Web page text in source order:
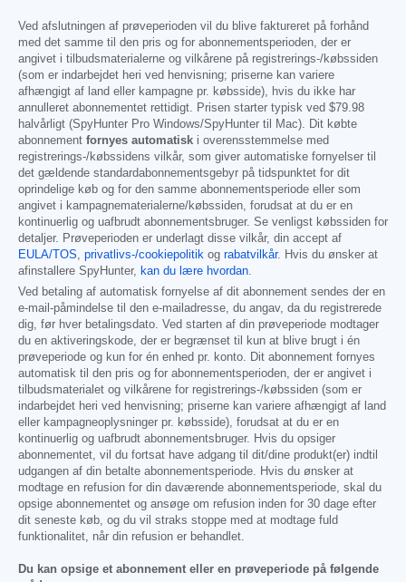
Ved afslutningen af prøveperioden vil du blive faktureret på forhånd
med det samme til den pris og for abonnementsperioden, der er
angivet i tilbudsmaterialerne og vilkårene på registrerings-/købssiden
(som er indarbejdet heri ved henvisning; priserne kan variere
afhængigt af land eller kampagne pr. købsside), hvis du ikke har
annulleret abonnementet rettidigt. Prisen starter typisk ved $79.98
halvårligt (SpyHunter Pro Windows/SpyHunter til Mac). Dit købte
abonnement fornyes automatisk i overensstemmelse med
registrerings-/købssidens vilkår, som giver automatiske fornyelser til
det gældende standardabonnementsgebyr på tidspunktet for dit
oprindelige køb og for den samme abonnementsperiode eller som
angivet i kampagnematerialerne/købssiden, forudsat at du er en
kontinuerlig og uafbrudt abonnementsbruger. Se venligst købssiden for
detaljer. Prøveperioden er underlagt disse vilkår, din accept af
EULA/TOS, privatlivs-/cookiepolitik og rabatvilkår. Hvis du ønsker at
afinstallere SpyHunter, kan du lære hvordan.
Ved betaling af automatisk fornyelse af dit abonnement sendes der en
e-mail-påmindelse til den e-mailadresse, du angav, da du registrerede
dig, før hver betalingsdato. Ved starten af din prøveperiode modtager
du en aktiveringskode, der er begrænset til kun at blive brugt i én
prøveperiode og kun for én enhed pr. konto. Dit abonnement fornyes
automatisk til den pris og for abonnementsperioden, der er angivet i
tilbudsmaterialet og vilkårene for registrerings-/købssiden (som er
indarbejdet heri ved henvisning; priserne kan variere afhængigt af land
eller kampagneoplysninger pr. købsside), forudsat at du er en
kontinuerlig og uafbrudt abonnementsbruger. Hvis du opsiger
abonnementet, vil du fortsat have adgang til dit/dine produkt(er) indtil
udgangen af din betalte abonnementsperiode. Hvis du ønsker at
modtage en refusion for din daværende abonnementsperiode, skal du
opsige abonnementet og ansøge om refusion inden for 30 dage efter
dit seneste køb, og du vil straks stoppe med at modtage fuld
funktionalitet, når din refusion er behandlet.
Du kan opsige et abonnement eller en prøveperiode på følgende